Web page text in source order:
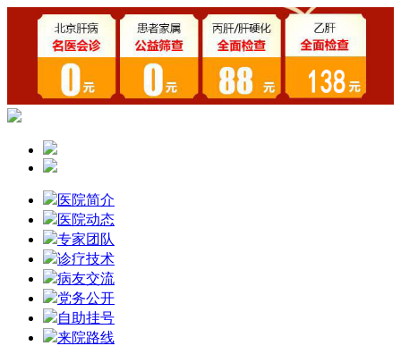
医院简介
医院动态
专家团队
诊疗技术
病友交流
党务公开
自助挂号
来院路线